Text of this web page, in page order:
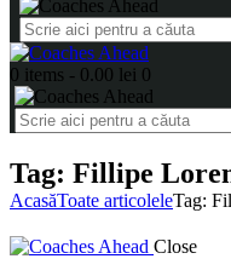
0 items - 0.00 lei 0
Tag: Fillipe
AcasăToate articoleleTag:
Close